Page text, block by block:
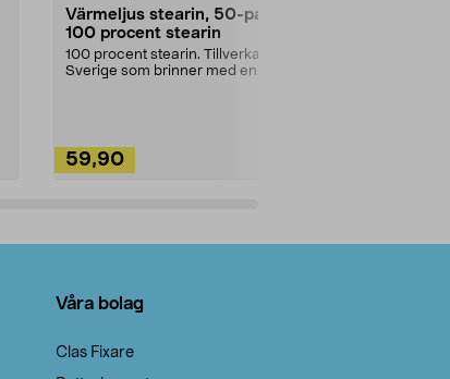
Värmeljus stearin, 50-pack,
100 procent stearin
100 procent stearin. Tillverkade i
Sverige som brinner med en
59,90
Våra bolag
Clas Fixare